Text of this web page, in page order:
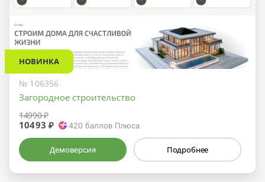
НОВИНКА
№ 106356
Загородное строительство
14990 ₽
10493 ₽ 420 баллов Плюса
Демоверсия Подробнее